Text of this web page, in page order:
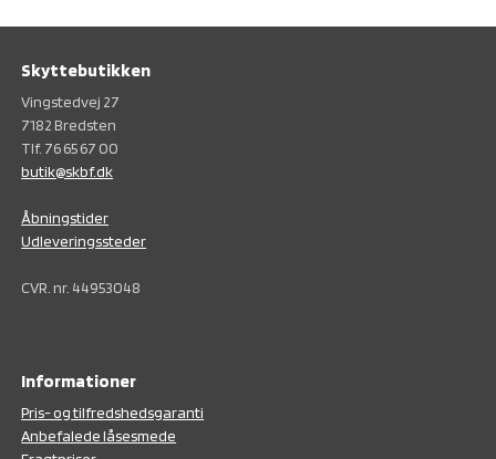
Skyttebutikken
Vingstedvej 27
7182 Bredsten
Tlf. 76 65 67 00
butik@skbf.dk
Åbningstider
Udleveringssteder
CVR. nr. 44953048
Informationer
Pris- og tilfredshedsgaranti
Anbefalede låsesmede